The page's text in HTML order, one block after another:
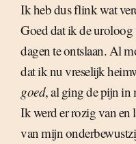
Ik heb dus flink wat
Goed dat ik de uroloog
dagen te ontslaan. Al
dat ik nu vreselijk
goed, al ging de pijn in
Ik werd er rozig van en
van mijn